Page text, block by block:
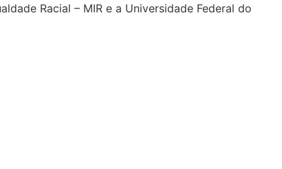
Racial – MIR e a Universidade Federal do